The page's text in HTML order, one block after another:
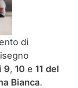
di
9, 10 e 11 del
Bianca.